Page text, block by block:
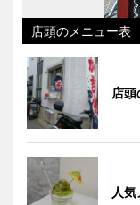
店頭のメニュー表
店
人